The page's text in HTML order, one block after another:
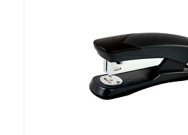
Купить в 1 клик